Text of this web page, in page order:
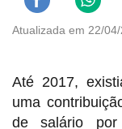
Atualizada em 22/
Até 2017,
uma
de salário